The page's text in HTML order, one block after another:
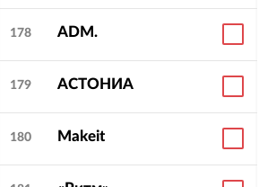
178 ADM.
179 АСТОНИА
180 Makeit